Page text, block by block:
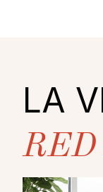
LA
RED